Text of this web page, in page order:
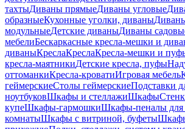
тахтыДиваны прямыеДиваны угловые
образныеКухонные уголки, диваны
модульныеДетские диваныДиваны
мебелиБескаркасные кресла-мешки и
диваныКреслаКреслаКресла-мешки и
кресла-маятникиДетские кресла, пуфы
оттоманкиКресла-кроватиИгровая мебель
геймерскиеСтолы геймерскиеПодставки
ноутбуковШкафы и стеллажиШкафы
купеШкафы-гармошкиШкафы-пеналы для
комнатыШкафы с витриной, буфеты